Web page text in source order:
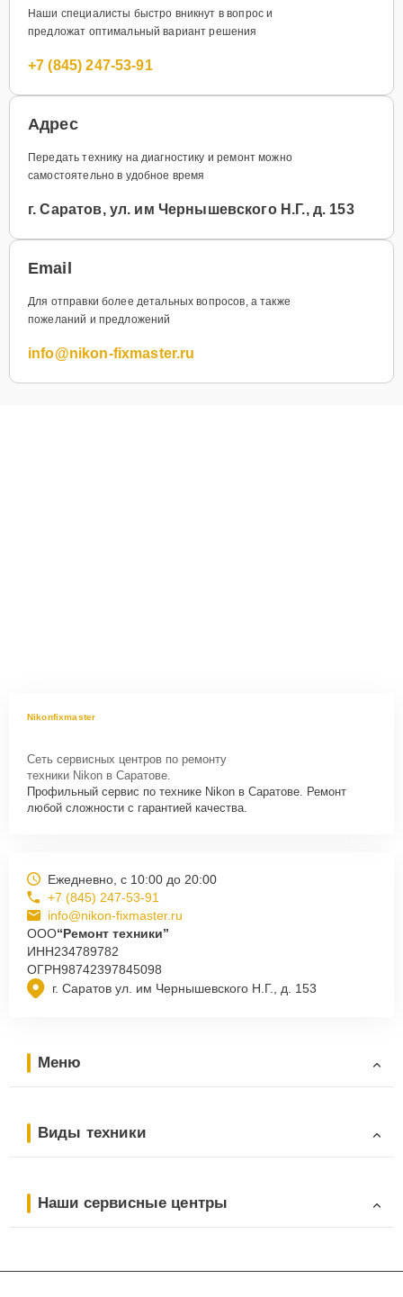
Наши специалисты быстро вникнут в вопрос и
предложат оптимальный вариант решения
+7 (845) 247-53-91
Адрес
Передать технику на диагностику и ремонт можно
самостоятельно в удобное время
г. Саратов, ул. им Чернышевского Н.Г., д. 153
Email
Для отправки более детальных вопросов, а также
пожеланий и предложений
info@nikon-fixmaster.ru
Nikonfixmaster
Сеть сервисных центров по ремонту
техники Nikon в Саратове.
Профильный сервис по технике Nikon в Саратове. Ремонт
любой сложности с гарантией качества.
г. Саратов ул. им Чернышевского Н.Г., д. 153
Ежедневно, с 10:00 до 20:00
+7 (845) 247-53-91
info@nikon-fixmaster.ru
ООО“Ремонт техники”
ИНН234789782
ОГРН98742397845098
Меню
Виды техники
Наши сервисные центры